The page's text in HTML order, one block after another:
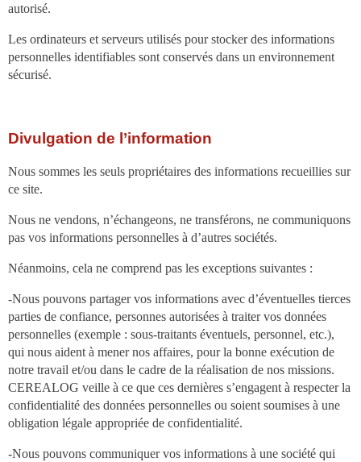
autorisé.
Les ordinateurs et serveurs utilisés pour stocker des informations
personnelles identifiables sont conservés dans un environnement
sécurisé.
Divulgation de l’information
Nous sommes les seuls propriétaires des informations recueillies sur
ce site.
Nous ne vendons, n’échangeons, ne transférons, ne communiquons
pas vos informations personnelles à d’autres sociétés.
Néanmoins, cela ne comprend pas les exceptions suivantes :
-Nous pouvons partager vos informations avec d’éventuelles tierces
parties de confiance, personnes autorisées à traiter vos données
personnelles (exemple : sous-traitants éventuels, personnel, etc.),
qui nous aident à mener nos affaires, pour la bonne exécution de
notre travail et/ou dans le cadre de la réalisation de nos missions.
CEREALOG veille à ce que ces dernières s’engagent à respecter la
confidentialité des données personnelles ou soient soumises à une
obligation légale appropriée de confidentialité.
-Nous pouvons communiquer vos informations à une société qui